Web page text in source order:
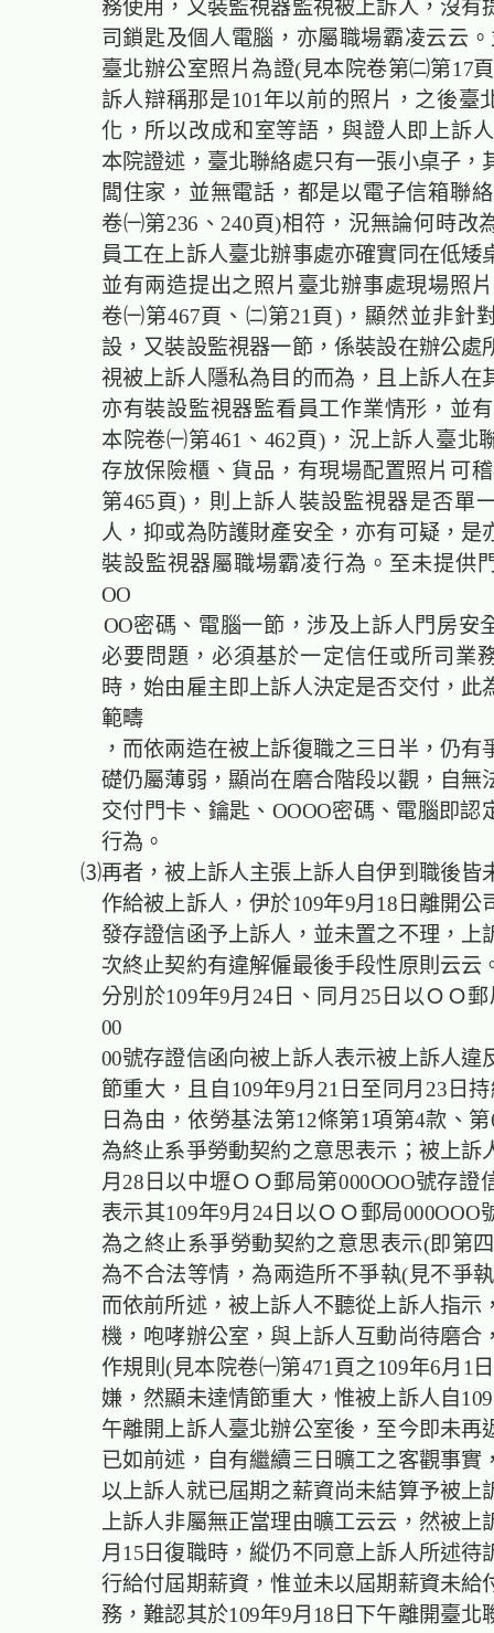
務使用，又裝監視器監視被上訴人，沒有
司鎖匙及個人電腦，亦屬職場霸凌云云
臺北辦公室照片為證(見本院卷第㈡第17
訴人辯稱那是101年以前的照片，之後臺
化，所以改成和室等語，與證人即上訴
本院證述，臺北聯絡處只有一張小桌子，
闆住家，並無電話，都是以電子信箱聯
卷㈠第236、240頁)相符，況無論何時改
員工在上訴人臺北辦事處亦確實同在低矮
並有兩造提出之照片臺北辦事處現場照
卷㈠第467頁、㈡第21頁)，顯然並非針
設，又裝設監視器一節，係裝設在辦公處
視被上訴人隱私為目的而為，且上訴人在
亦有裝設監視器監看員工作業情形，並
本院卷㈠第461、462頁)，況上訴人臺北
存放保險櫃、貨品，有現場配置照片可
第465頁)，則上訴人裝設監視器是否單
人，抑或為防護財產安全，亦有可疑，是
裝設監視器屬職場霸凌行為。至未提供
OO
OO密碼、電腦一節，涉及上訴人門房安全
必要問題，必須基於一定信任或所司業
時，始由雇主即上訴人決定是否交付，此
範疇
，而依兩造在被上訴復職之三日半，仍有
礎仍屬薄弱，顯尚在磨合階段以觀，自無
交付門卡、鑰匙、OOOO密碼、電腦即認
行為。
⑶再者，被上訴人主張上訴人自伊到職後皆
作給被上訴人，伊於109年9月18日離開公
發存證信函予上訴人，並未置之不理，上
次終止契約有違解僱最後手段性原則云云
分別於109年9月24日、同月25日以ＯＯ郵
00
00號存證信函向被上訴人表示被上訴人違
節重大，且自109年9月21日至同月23日
日為由，依勞基法第12條第1項第4款、
為終止系爭勞動契約之意思表示；被上訴
月28日以中壢ＯＯ郵局第000OOO號存證
表示其109年9月24日以ＯＯ郵局000OOO
為之終止系爭勞動契約之意思表示(即第
為不合法等情，為兩造所不爭執(見不爭
而依前所述，被上訴人不聽從上訴人指示
機，咆哮辦公室，與上訴人互動尚待磨合
作規則(見本院卷㈠第471頁之109年6月1
嫌，然顯未達情節重大，惟被上訴人自
午離開上訴人臺北辦公室後，至今即未再
已如前述，自有繼續三日曠工之客觀事實
以上訴人就已屆期之薪資尚未結算予被上
上訴人非屬無正當理由曠工云云，然被上
月15日復職時，縱仍不同意上訴人所述待
行給付屆期薪資，惟並未以屆期薪資未給
務，難認其於109年9月18日下午離開臺北